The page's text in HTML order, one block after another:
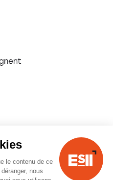
le contenu de ce
nous